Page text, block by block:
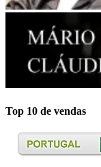
Top 10 de vendas